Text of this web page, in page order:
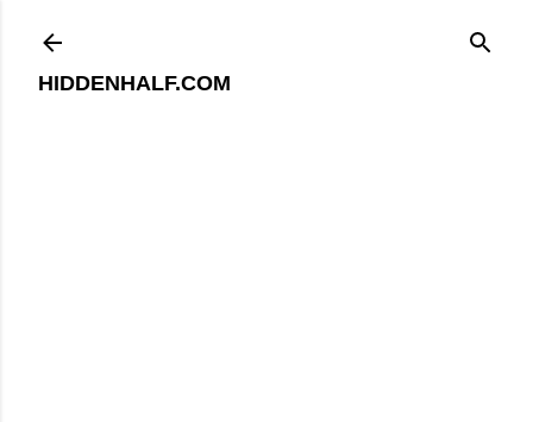
HIDDENHALF.COM